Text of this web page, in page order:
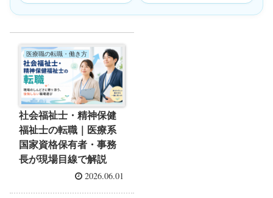
医療職の転職・働き方
社会福祉士・精神保健
福祉士の転職｜医療系
国家資格保有者・事務
長が現場目線で解説
2026.06.01